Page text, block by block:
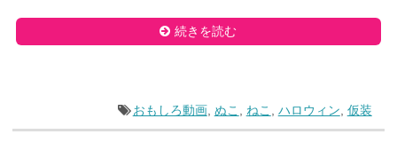
続きを読む
おもしろ動画, ぬこ ねこ ハロウィン 仮装